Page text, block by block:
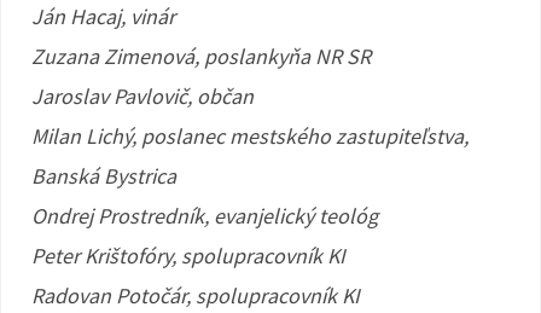
Ján Hacaj, vinár
Zuzana Zimenová, poslankyňa NR SR
Jaroslav Pavlovič, občan
Milan Lichý, poslanec mestského zastupiteľstva,
Banská Bystrica
Ondrej Prostredník, evanjelický teológ
Peter Krištofóry, spolupracovník KI
Radovan Potočár, spolupracovník KI